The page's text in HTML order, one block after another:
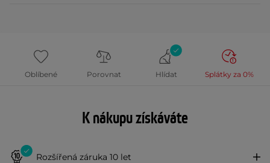
Oblíbené Porovnat Hlídat Splátky za 0%
K nákupu získáváte
Rozšířená záruka 10 let